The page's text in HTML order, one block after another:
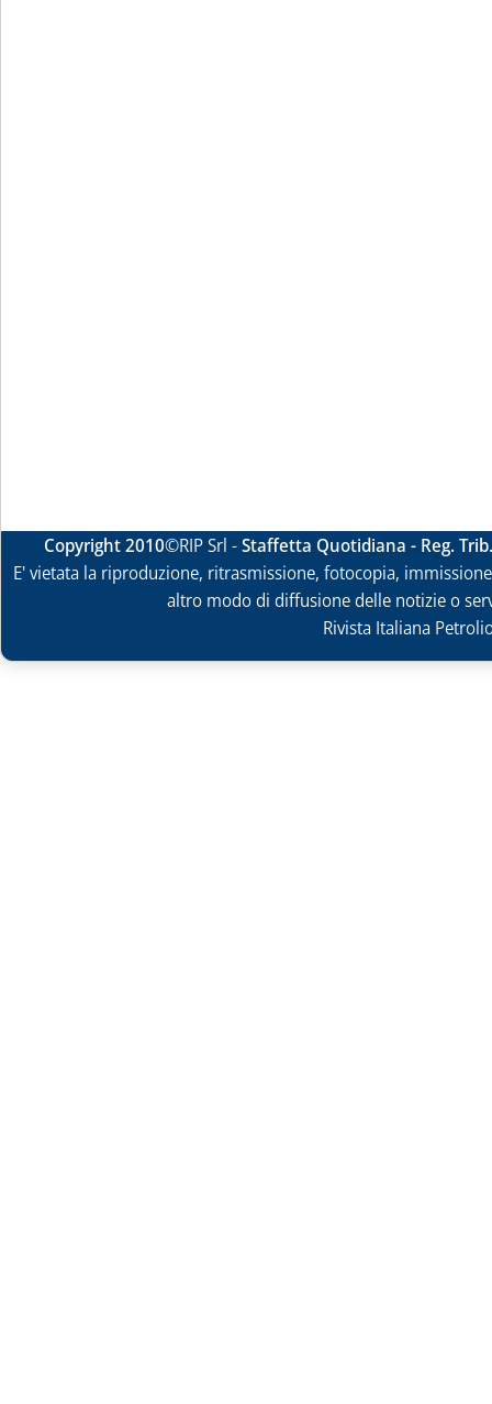
Copyright 2010©RIP Srl -Staffetta Quotidiana - Reg.
E' vietata la riproduzione, ritrasmissione, fotocopia,
altro modo di diffusione delle notizie o
Rivista Italiana